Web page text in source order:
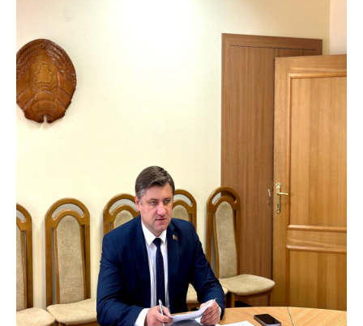
символы
5 лет МАРТ
Деятельность
Ценовая политика
регулирование и
конкуренция
Торговля и услуги
Регулирование и
контроль закупок
Защита прав
потребителей